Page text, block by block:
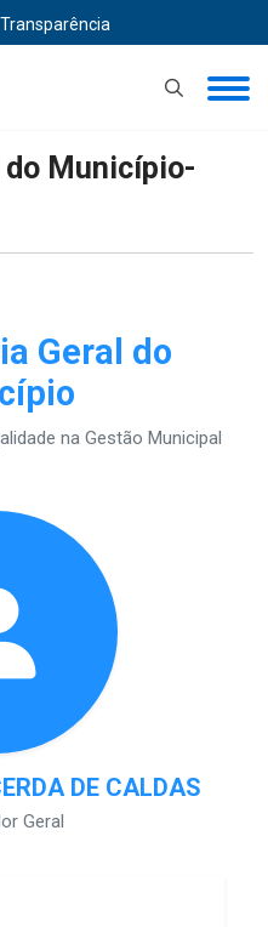
Transparência
PGM
do Município-
Geral do
na Gestão Municipal
DE CALDAS
Geral